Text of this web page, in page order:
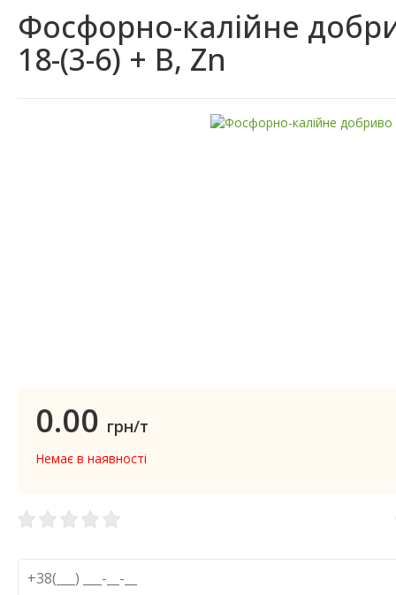
Фосфорно-калійне
18-(3-6) + B, Zn
0.00 грн/т
Немає в наявності